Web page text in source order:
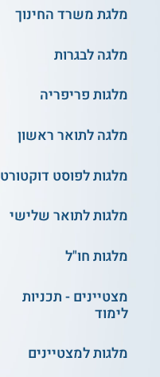
מלגת משרד החינוך
מלגה לבגרות
מלגות פריפריה
מלגה לתואר ראשון
מלגות לפוסט דוקטורט
מלגות לתואר שלישי
מלגות חו"ל
מצטיינים - תכניות
לימוד
מלגות למצטיינים